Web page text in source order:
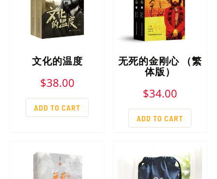
文化的温度
$38.00
ADD TO CART
无死的金刚心 （繁
体版）
$34.00
ADD TO CART